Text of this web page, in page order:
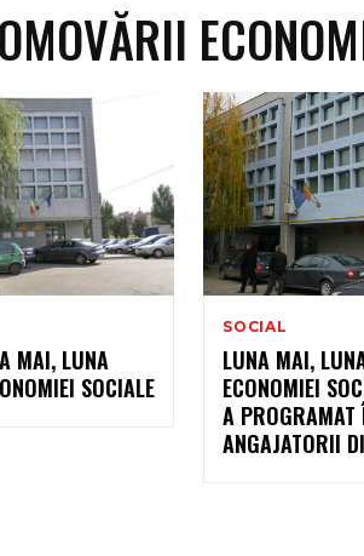
MAI, LUNA
SOCIALE
SOCIAL
LUNA MAI,
ECONOMIEI
A PROGRAMAT
ANGAJATORII